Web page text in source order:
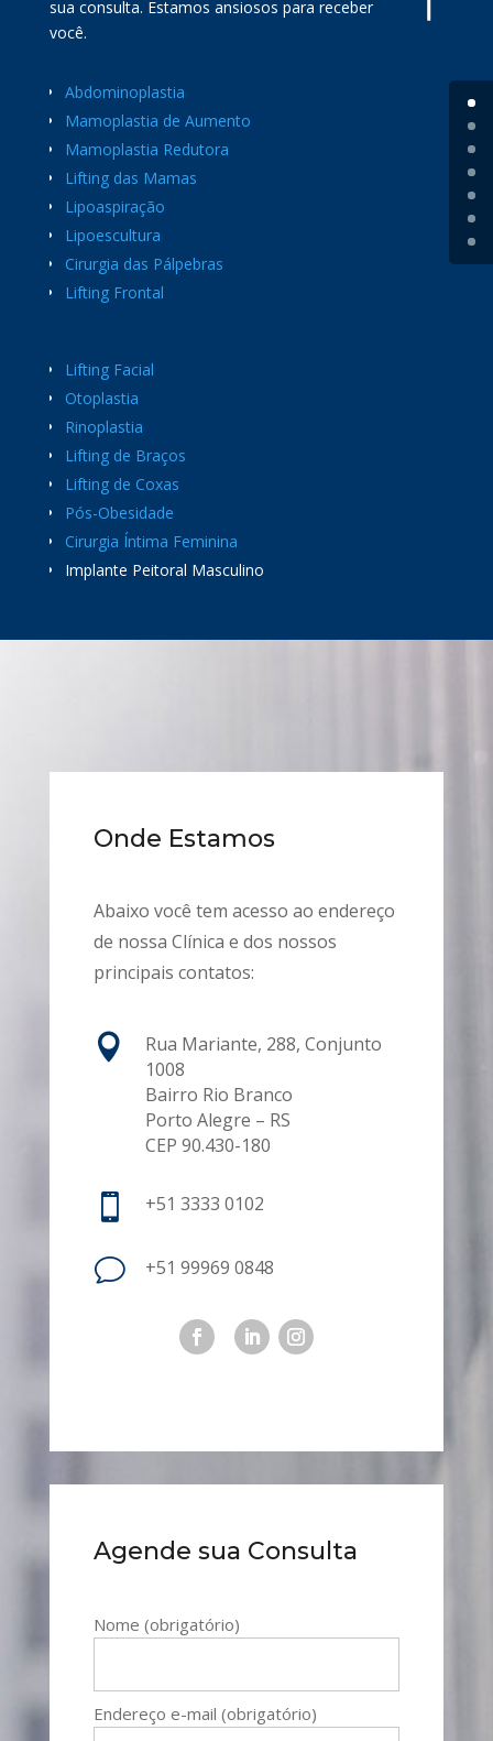
sua consulta. Estamos ansiosos para receber
você.
Abdominoplastia
Mamoplastia de Aumento
Mamoplastia Redutora
Lifting das Mamas
Lipoaspiração
Lipoescultura
Cirurgia das Pálpebras
Lifting Frontal
Lifting Facial
Otoplastia
Rinoplastia
Lifting de Braços
Lifting de Coxas
Pós-Obesidade
Cirurgia Íntima Feminina
Implante Peitoral Masculino
Onde Estamos
Abaixo você tem acesso ao endereço
de nossa Clínica e dos nossos
principais contatos:

Rua Mariante, 288, Conjunto
1008
Bairro Rio Branco
Porto Alegre – RS
CEP 90.430-180
 +51 3333 0102
v +51 99969 0848
Agende sua Consulta
Nome (obrigatório)
Endereço e-mail (obrigatório)